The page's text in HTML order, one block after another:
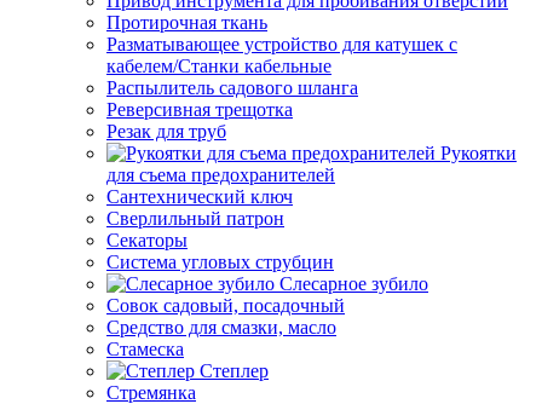
Протирочная ткань
Разматывающее устройство для катушек с
кабелем/Станки кабельные
Распылитель садового шланга
Реверсивная трещотка
Резак для труб
Рукоятки
для съема предохранителей
Сантехнический ключ
Сверлильный патрон
Секаторы
Система угловых струбцин
Слесарное зубило
Совок садовый, посадочный
Средство для смазки, масло
Стамеска
Степлер
Стремянка